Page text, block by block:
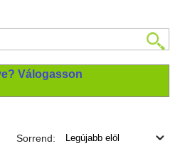
Válogasson
Sorrend: